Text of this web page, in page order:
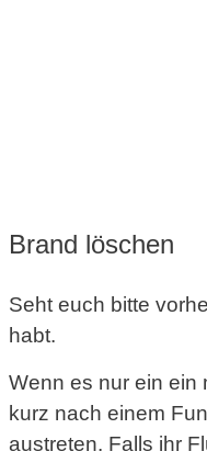
Brand löschen
Seht euch bitte
habt.
Wenn es nur ein ein
kurz nach einem
austreten. Falls ihr